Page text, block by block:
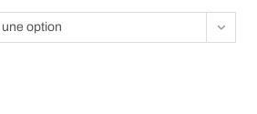
option